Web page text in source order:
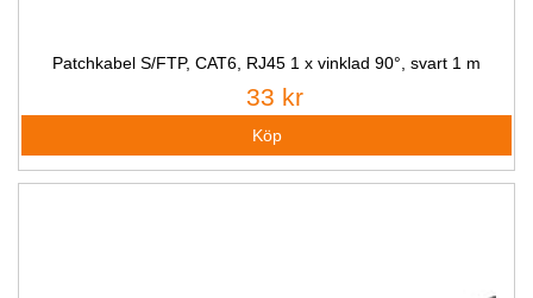
Patchkabel S/FTP, CAT6, RJ45 1 x vinklad 90°, svart 1 m
33 kr